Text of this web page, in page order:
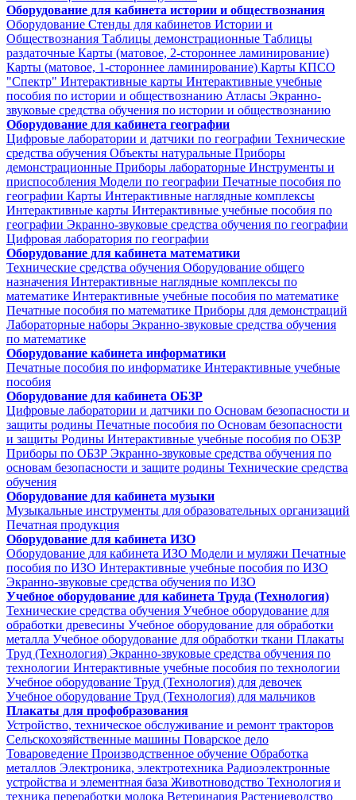
Оборудование для кабинета истории и обществознания
Оборудование Стенды для кабинетов Истории и
Обществознания Таблицы демонстрационные Таблицы
раздаточные Карты (матовое, 2-стороннее ламинирование)
Карты (матовое, 1-стороннее ламинирование) Карты КПСО
"Спектр" Интерактивные карты Интерактивные учебные
пособия по истории и обществознанию Атласы Экранно-
звуковые средства обучения по истории и обществознанию
Оборудование для кабинета географии
Цифровые лаборатории и датчики по географии Технические
средства обучения Объекты натуральные Приборы
демонстрационные Приборы лабораторные Инструменты и
приспособления Модели по географии Печатные пособия по
географии Карты Интерактивные наглядные комплексы
Интерактивные карты Интерактивные учебные пособия по
географии Экранно-звуковые средства обучения по географии
Цифровая лаборатория по географии
Оборудование для кабинета математики
Технические средства обучения Оборудование общего
назначения Интерактивные наглядные комплексы по
математике Интерактивные учебные пособия по математике
Печатные пособия по математике Приборы для демонстраций
Лабораторные наборы Экранно-звуковые средства обучения
по математике
Оборудование кабинета информатики
Печатные пособия по информатике Интерактивные учебные
пособия
Оборудование для кабинета ОБЗР
Цифровые лаборатории и датчики по Основам безопасности и
защиты родины Печатные пособия по Основам безопасности
и защиты Родины Интерактивные учебные пособия по ОБЗР
Приборы по ОБЗР Экранно-звуковые средства обучения по
основам безопасности и защите родины Технические средства
обучения
Оборудование для кабинета музыки
Музыкальные инструменты для образовательных организаций
Печатная продукция
Оборудование для кабинета ИЗО
Оборудование для кабинета ИЗО Модели и муляжи Печатные
пособия по ИЗО Интерактивные учебные пособия по ИЗО
Экранно-звуковые средства обучения по ИЗО
Учебное оборудование для кабинета Труда (Технология)
Технические средства обучения Учебное оборудование для
обработки древесины Учебное оборудование для обработки
металла Учебное оборудование для обработки ткани Плакаты
Труд (Технология) Экранно-звуковые средства обучения по
технологии Интерактивные учебные пособия по технологии
Учебное оборудование Труд (Технология) для девочек
Учебное оборудование Труд (Технология) для мальчиков
Плакаты для профобразования
Устройство, техническое обслуживание и ремонт тракторов
Сельскохозяйственные машины Поварское дело
Товароведение Производственное обучение Обработка
металлов Электроника, электротехника Радиоэлектронные
устройства и элементная база Животноводство Технология и
техника переработки молока Ветеринария Растениеводство